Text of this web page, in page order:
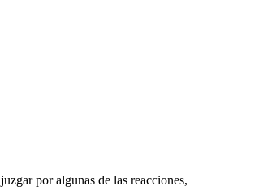
por algunas de las reacciones,